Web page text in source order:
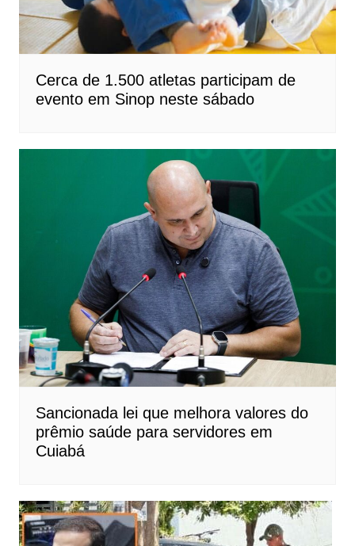
Cerca de 1.500 atletas participam de
evento em Sinop neste sábado
Sancionada lei que melhora valores do
prêmio saúde para servidores em
Cuiabá